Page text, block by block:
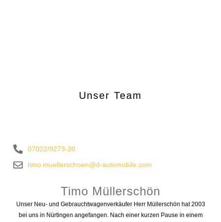
Unser Team
07022/9273-20
timo.muellerschoen@d-automobile.com
Timo Müllerschön
Unser Neu- und Gebrauchtwagenverkäufer Herr Müllerschön hat 2003
bei uns in Nürtingen angefangen. Nach einer kurzen Pause in einem